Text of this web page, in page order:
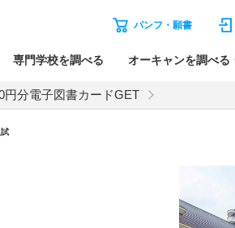
パンフ・願書
専門学校を調べる オーキャンを調べる
円分電子図書カードGET